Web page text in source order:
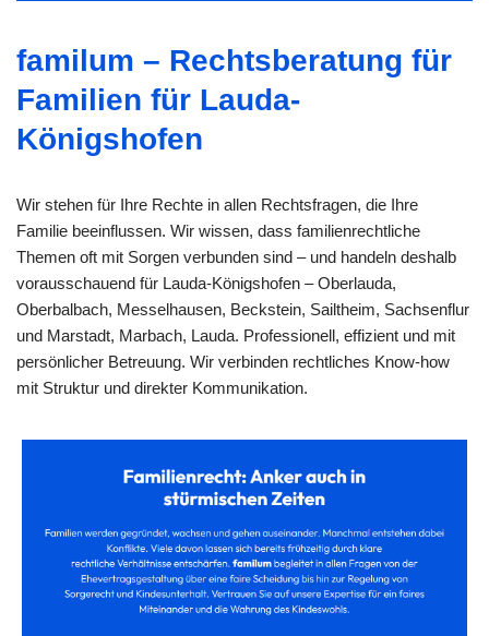
familum – Rechtsberatung für
Familien für Lauda-
Königshofen
Wir stehen für Ihre Rechte in allen Rechtsfragen, die Ihre
Familie beeinflussen. Wir wissen, dass familienrechtliche
Themen oft mit Sorgen verbunden sind – und handeln deshalb
vorausschauend für Lauda-Königshofen – Oberlauda,
Oberbalbach, Messelhausen, Beckstein, Sailtheim, Sachsenflur
und Marstadt, Marbach, Lauda. Professionell, effizient und mit
persönlicher Betreuung. Wir verbinden rechtliches Know-how
mit Struktur und direkter Kommunikation.